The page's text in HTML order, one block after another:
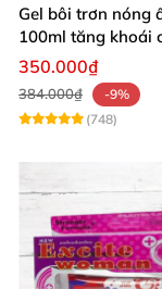
Gel bôi trơn nóng
100ml tăng khoái
mà
350.000₫
384.000₫
-9%
(748)